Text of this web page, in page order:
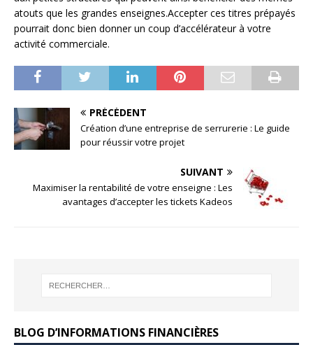
atouts que les grandes enseignes.Accepter ces titres prépayés
pourrait donc bien donner un coup d’accélérateur à votre
activité commerciale.
PRÉCÉDENT
Création d’une entreprise de serrurerie : Le guide
pour réussir votre projet
SUIVANT
Maximiser la rentabilité de votre enseigne : Les
avantages d’accepter les tickets Kadeos
BLOG D’INFORMATIONS FINANCIÈRES